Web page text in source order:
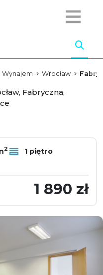
Wynajem Wrocław
Fabryczna,
2
1 piętro
1 890 zł